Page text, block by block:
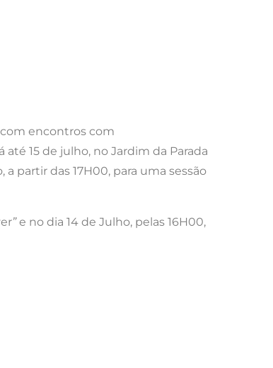
com encontros com
até 15 de julho, no Jardim da Parada
a partir das 17H00, para uma sessão
”e no dia 14 de Julho, pelas 16H00,